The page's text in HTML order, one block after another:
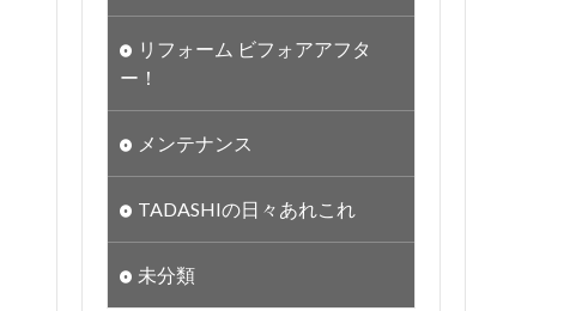
リフォーム ビフォアアフタ
ー！
メンテナンス
TADASHIの日々あれこれ
未分類